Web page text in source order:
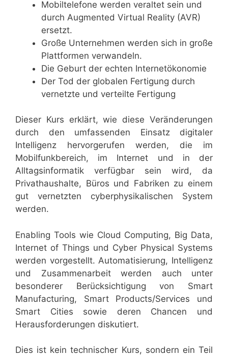
Mobiltelefone werden veraltet sein und
durch Augmented Virtual Reality (AVR)
ersetzt.
Große Unternehmen werden sich in große
Plattformen verwandeln.
Die Geburt der echten Internetökonomie
Der Tod der globalen Fertigung durch
vernetzte und verteilte Fertigung
Dieser Kurs erklärt, wie diese Veränderungen
durch den umfassenden Einsatz digitaler
Intelligenz hervorgerufen werden, die im
Mobilfunkbereich, im Internet und in der
Alltagsinformatik verfügbar sein wird, da
Privathaushalte, Büros und Fabriken zu einem
gut vernetzten cyberphysikalischen System
werden.
Enabling Tools wie Cloud Computing, Big Data,
Internet of Things und Cyber Physical Systems
werden vorgestellt. Automatisierung, Intelligenz
und Zusammenarbeit werden auch unter
besonderer Berücksichtigung von Smart
Manufacturing, Smart Products/Services und
Smart Cities sowie deren Chancen und
Herausforderungen diskutiert.
Dies ist kein technischer Kurs, sondern ein Teil